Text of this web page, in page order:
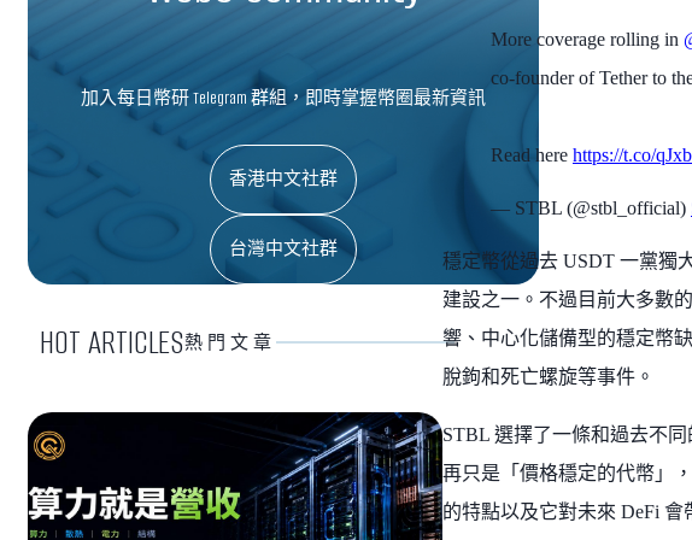
加入每日幣研 Telegram 群組，即時掌握幣圈最新資訊
香港中文社群
台灣中文社群
HOT ARTICLES熱門文章
More coverage rolling in
co-founder of Tether to
Read here https://t.co/
— STBL (@stbl_official)
穩定幣從過去 USDT 一黨獨
建設之一。不過目前大多數
響、中心化儲備型的穩定幣
脫鉤和死亡螺旋等事件。
STBL 選擇了一條和過去不
再只是「價格穩定的代幣」
的特點以及它對未來 DeFi 會